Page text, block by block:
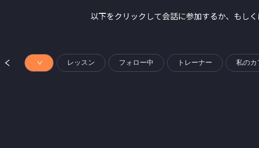
以下をクリックして会話に参加するか、もし
レッスン フォロー中 トレーナー 私のカ